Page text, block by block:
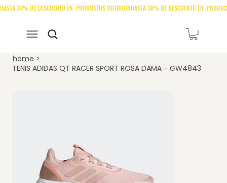
home >
TENIS ADIDAS QT RACER SPORT ROSA DAMA - GW4843